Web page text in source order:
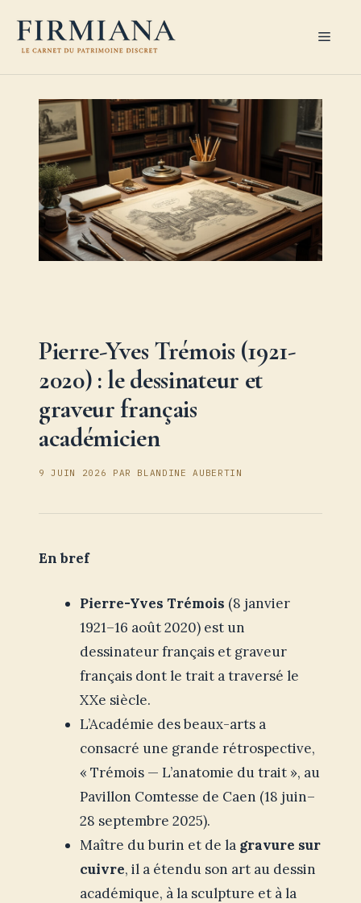
contenu
Pierre-Yves Trémois (1921-
2020) : le dessinateur et
graveur français
académicien
9 JUIN 2026 PAR BLANDINE AUBERTIN
En bref
Pierre-Yves Trémois (8 janvier
1921–16 août 2020) est un
dessinateur français et graveur
français dont le trait a traversé le
XXe siècle.
L’Académie des beaux-arts a
consacré une grande rétrospective,
« Trémois — L’anatomie du trait », au
Pavillon Comtesse de Caen (18 juin–
28 septembre 2025).
Maître du burin et de la gravure sur
cuivre, il a étendu son art au dessin
académique, à la sculpture et à la